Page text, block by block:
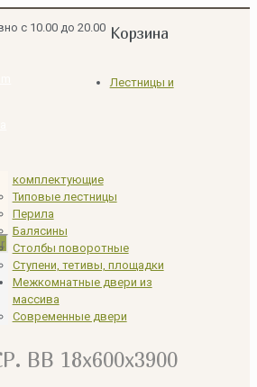
с 10.00 до 20.00
ВВ 18x600x3900
Корзина
Лестницы и
комплектующие
Типовые лестницы
Перила
Балясины
Столбы поворотные
Ступени, тетивы, площадки
Межкомнатные двери из
массива
Современные двери